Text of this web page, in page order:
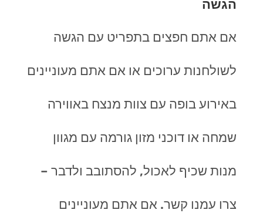
הגשה
אם אתם חפצים בתפריט עם הגשה
לשולחנות ערוכים או אם אתם מעוניינים
באירוע בופה עם צוות מנצח באווירה
שמחה או דוכני מזון גורמה עם מגוון
מנות שכיף לאכול, להסתובב ולדבר –
צרו עמנו קשר. אם אתם מעוניינים